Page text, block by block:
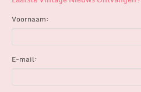
Voornaam:
E-mail: